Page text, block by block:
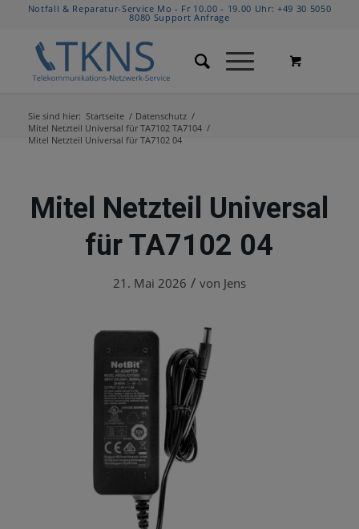
Notfall & Reparatur-Service Mo - Fr 10.00 - 19.00 Uhr:+49 30 5050
8080 Support Anfrage
Sie sind hier: Startseite / Datenschutz /
Mitel Netzteil Universal für TA7102 TA7104 /
Mitel Netzteil Universal für TA7102 04
Mitel Netzteil Universal
für TA7102 04
21. Mai 2026 / von Jens